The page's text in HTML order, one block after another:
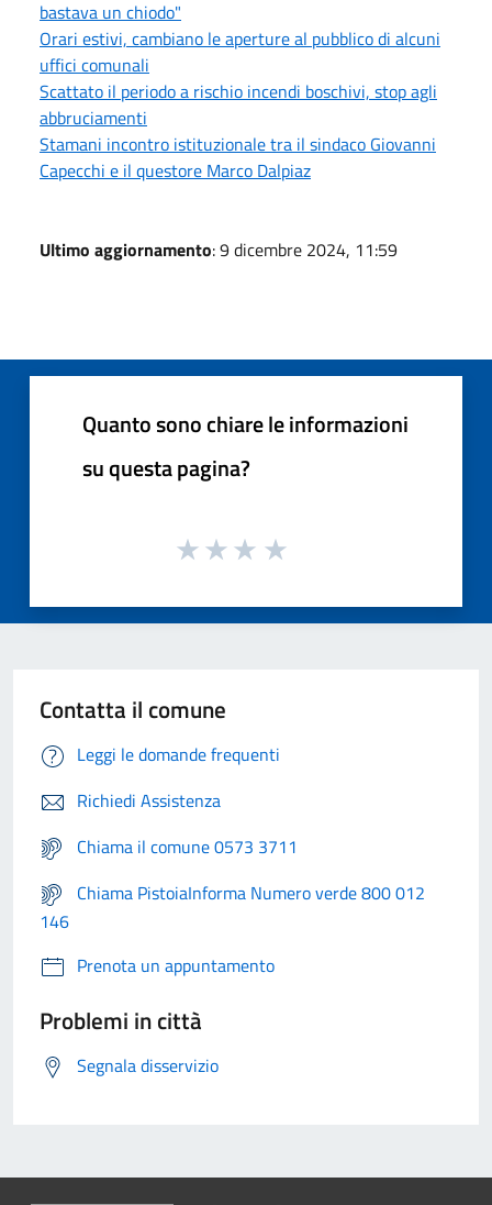
bastava un chiodo"
Orari estivi, cambiano le aperture al pubblico di alcuni
uffici comunali
Scattato il periodo a rischio incendi boschivi, stop agli
abbruciamenti
Stamani incontro istituzionale tra il sindaco Giovanni
Capecchi e il questore Marco Dalpiaz
Ultimo aggiornamento: 9 dicembre 2024, 11:59
Quanto sono chiare le informazioni
su questa pagina?
Contatta il comune
Leggi le domande frequenti
Richiedi Assistenza
Chiama il comune 0573 3711
Chiama PistoiaInforma Numero verde 800 012
146
Prenota un appuntamento
Problemi in città
Segnala disservizio